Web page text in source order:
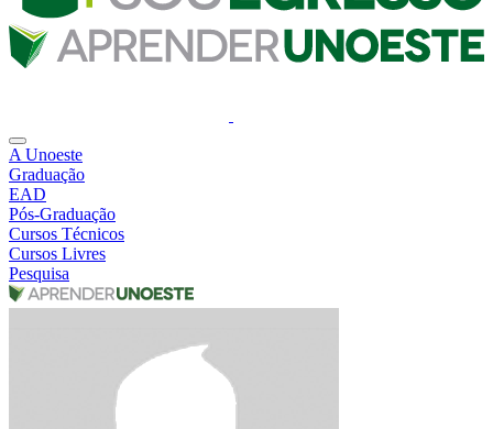
A Unoeste
Graduação
EAD
Pós-Graduação
Cursos Técnicos
Cursos Livres
Pesquisa